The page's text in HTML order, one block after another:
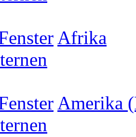
Afrika
Amerika